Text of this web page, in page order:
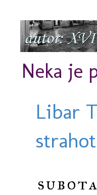
Neka je
Libar